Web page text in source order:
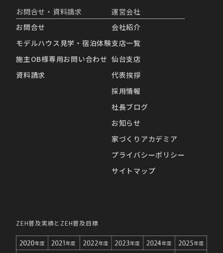
お問合せ・資料請求
お問合せ
モデルハウス見学・宿泊体験
施主OB様専用お問い合わせ
資料請求
運営会社
会社紹介
支店一覧
仙台支店
代表挨拶
採用情報
社長ブログ
お知らせ
家づくりアカデミア
プライバシーポリシー
サイトマップ
ZEH普及実績とZEH普及目標